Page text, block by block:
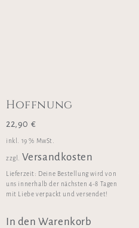
Hoffnung
22,90 €
inkl. 19 % MwSt.
zzgl. Versandkosten
Lieferzeit: Deine Bestellung wird von
uns innerhalb der nächsten 4-8 Tagen
mit Liebe verpackt und versendet!
In den Warenkorb